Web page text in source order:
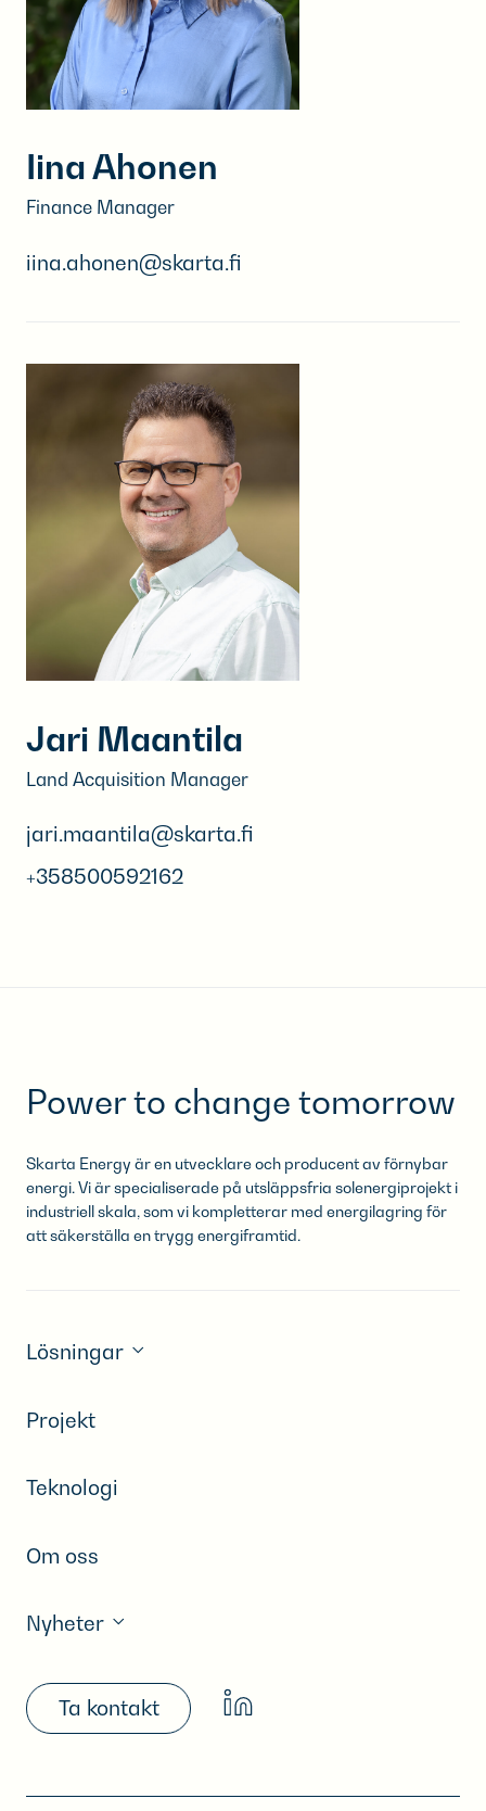
Iina Ahonen
Finance Manager
iina.ahonen@skarta.fi
Jari Maantila
Land Acquisition Manager
jari.maantila@skarta.fi
+358500592162
Power to change tomorrow
Skarta Energy är en utvecklare och producent av förnybar
energi. Vi är specialiserade på utsläppsfria solenergiprojekt i
industriell skala, som vi kompletterar med energilagring för
att säkerställa en trygg energiframtid.
Lösningar
Projekt
Teknologi
Om oss
Nyheter
Ta kontakt